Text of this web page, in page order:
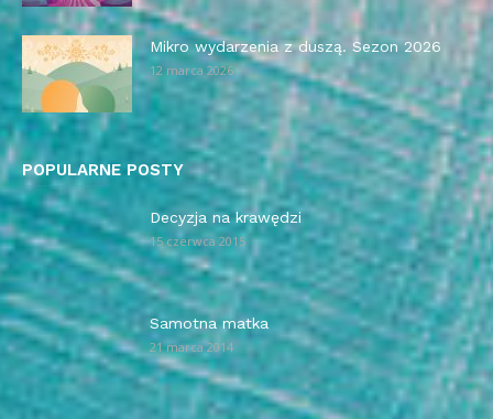
Mikro wydarzenia z duszą. Sezon 2026
12 marca 2026
POPULARNE POSTY
Decyzja na krawędzi
15 czerwca 2015
Samotna matka
21 marca 2014